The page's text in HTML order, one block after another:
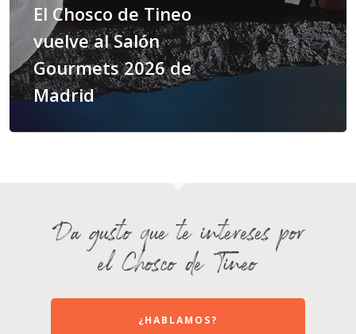
El Chosco de Tineo
vuelve al Salón
Gourmets 2026 de
Madrid
Da gusto que te intereses por
el Chosco de Tineo
¿HABLAMOS?